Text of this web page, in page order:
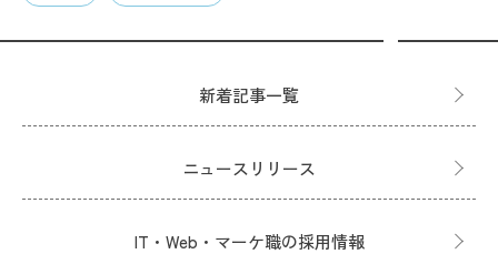
新着記事一覧
ニュースリリース
IT・Web・マーケ職の採用情報